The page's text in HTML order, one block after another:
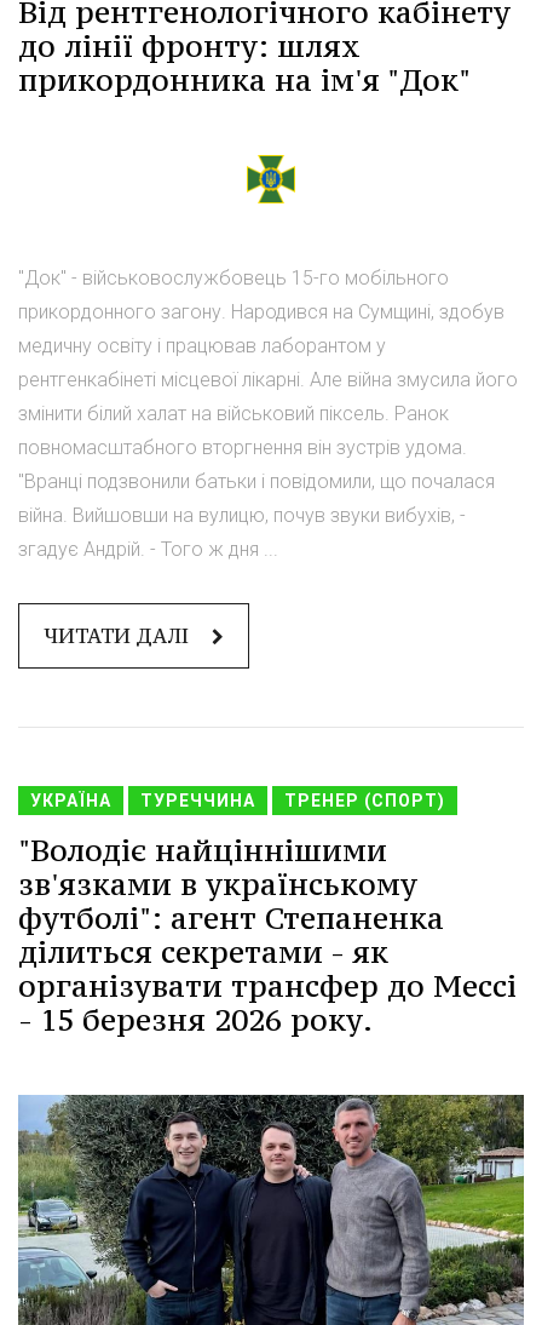
Від рентгенологічного кабінету
до лінії фронту: шлях
прикордонника на ім'я "Док"
"Док" - військовослужбовець 15-го мобільного
прикордонного загону. Народився на Сумщині, здобув
медичну освіту і працював лаборантом у
рентгенкабінеті місцевої лікарні. Але війна змусила його
змінити білий халат на військовий піксель. Ранок
повномасштабного вторгнення він зустрів удома.
"Вранці подзвонили батьки і повідомили, що почалася
війна. Вийшовши на вулицю, почув звуки вибухів, -
згадує Андрій. - Того ж дня ...
ЧИТАТИ ДАЛІ
УКРАЇНА ТУРЕЧЧИНА ТРЕНЕР (СПОРТ)
"Володіє найціннішими
зв'язками в українському
футболі": агент Степаненка
ділиться секретами - як
організувати трансфер до Мессі
- 15 березня 2026 року.